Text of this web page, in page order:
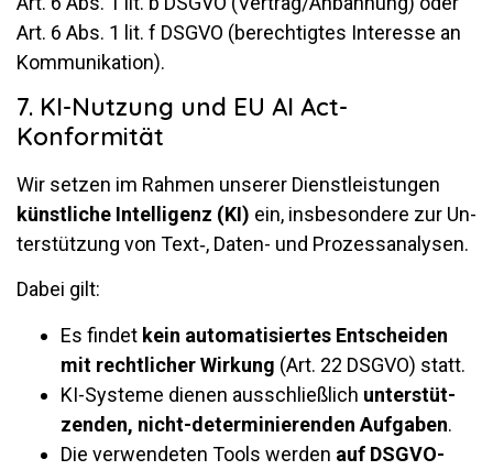
Art. 6 Abs. 1 lit. f DSGVO (be­rech­tigtes In­ter­esse an
Kommunikation).
7. KI-Nutzung und EU AI Act-
Konformität
Wir setzen im Rahmen un­serer Dienst­leis­tungen
künst­liche In­tel­li­genz (KI) ein, ins­be­son­dere zur Un­
ter­stüt­zung von Text‑, Daten- und Prozessanalysen.
Dabei gilt:
Es findet kein au­to­ma­ti­siertes Ent­scheiden
mit recht­li­cher Wir­kung (Art. 22 DSGVO) statt.
KI-Sys­teme dienen aus­schließ­lich un­ter­stüt­
zenden, nicht-de­ter­mi­nie­renden Auf­gaben.
Die ver­wen­deten Tools werden auf DSGVO-